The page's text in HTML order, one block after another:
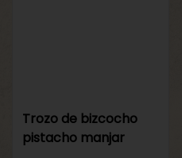
Trozo de bizcocho
pistacho manjar